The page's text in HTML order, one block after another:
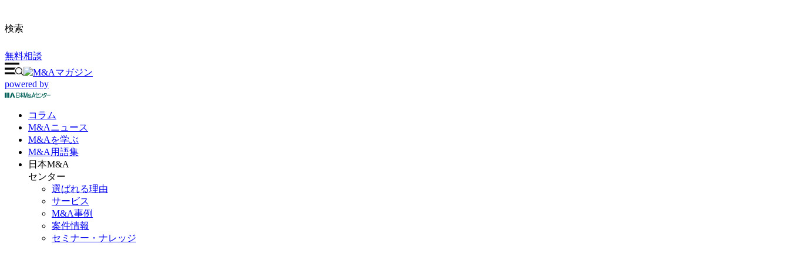
検索
無料相談
powered by
コラム
M&Aニュース
M&Aを学ぶ
M&A 用語集
日本M&A
センター
選ばれる理由
サービス
M&A事例
案件情報
セミナー・ナレッジ